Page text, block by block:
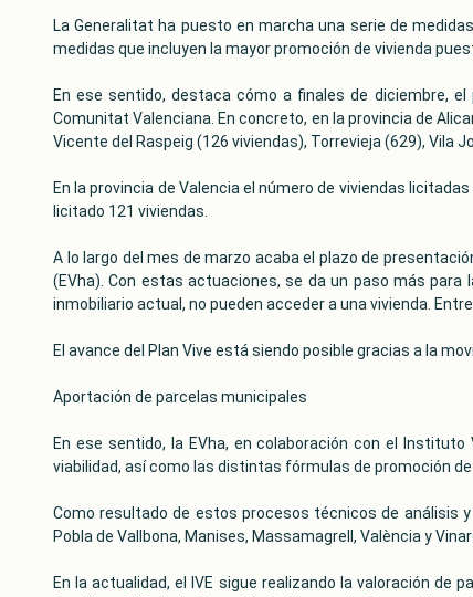
La Generalitat ha puesto en marcha una serie de
medidas que incluyen la mayor promoción de vivienda
En ese sentido, destaca cómo a finales de diciembre,
Comunitat Valenciana. En concreto, en la provincia de
Vicente del Raspeig (126 viviendas), Torrevieja (629), Vila
En la provincia de Valencia el número de viviendas
licitado 121 viviendas.
A lo largo del mes de marzo acaba el plazo de
(EVha). Con estas actuaciones, se da un paso más
inmobiliario actual, no pueden acceder a una vivienda.
El avance del Plan Vive está siendo posible gracias a la
Aportación de parcelas municipales
En ese sentido, la EVha, en colaboración con el
viabilidad, así como las distintas fórmulas de promoción
Como resultado de estos procesos técnicos de análisis
Pobla de Vallbona, Manises, Massamagrell, València y
En la actualidad, el IVE sigue realizando la valoración de